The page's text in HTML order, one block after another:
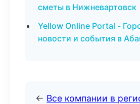
сметы в Нижневартовск
Yellow Online Portal -
новости и события в
← Все компании в